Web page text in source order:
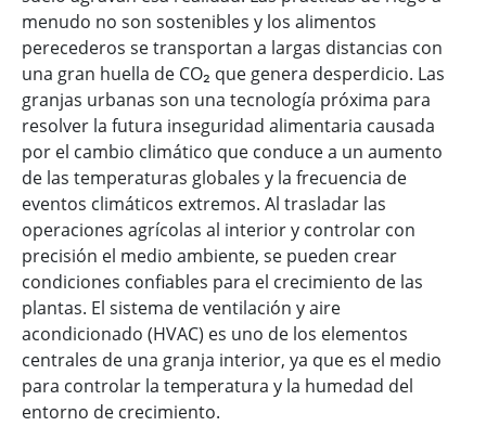
menudo no son sostenibles y los alimentos
perecederos se transportan a largas distancias con
una gran huella de CO₂ que genera desperdicio. Las
granjas urbanas son una tecnología próxima para
resolver la futura inseguridad alimentaria causada
por el cambio climático que conduce a un aumento
de las temperaturas globales y la frecuencia de
eventos climáticos extremos. Al trasladar las
operaciones agrícolas al interior y controlar con
precisión el medio ambiente, se pueden crear
condiciones confiables para el crecimiento de las
plantas. El sistema de ventilación y aire
acondicionado (HVAC) es uno de los elementos
centrales de una granja interior, ya que es el medio
para controlar la temperatura y la humedad del
entorno de crecimiento.